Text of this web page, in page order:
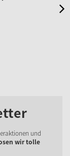
und
wir tolle